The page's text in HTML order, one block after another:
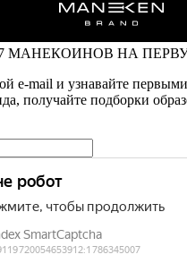
МАНЕКОИНОВ НА
e-mail и узнавайте
получайте подборки